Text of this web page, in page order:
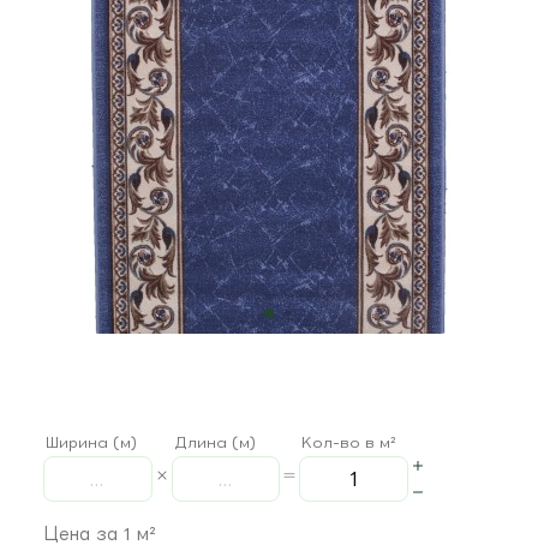
Ширина (м) Длина (м) Кол-во в м²
Цена за 1 м²